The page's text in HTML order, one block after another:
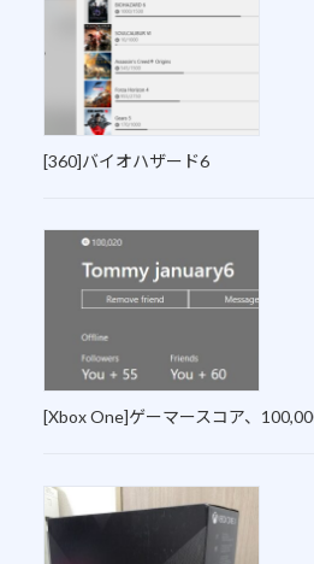
[360]バイオハザード6
[Xbox One]ゲーマースコア、